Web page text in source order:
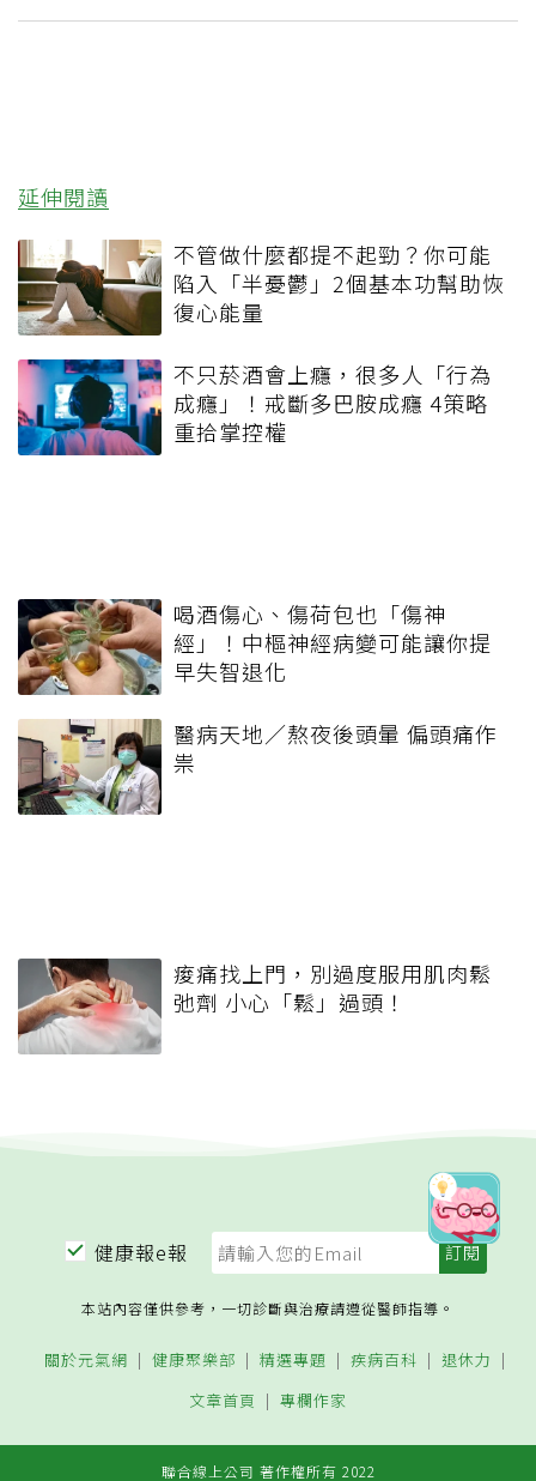
延伸閱讀
不管做什麼都提不起勁？你可能
陷入「半憂鬱」2個基本功幫助恢
復心能量
不只菸酒會上癮，很多人「行為
成癮」！戒斷多巴胺成癮 4策略
重拾掌控權
喝酒傷心、傷荷包也「傷神
經」！中樞神經病變可能讓你提
早失智退化
醫病天地／熬夜後頭暈 偏頭痛作
祟
痠痛找上門，別過度服用肌肉鬆
弛劑 小心「鬆」過頭！
健康報e報
本站內容僅供參考，一切診斷與治療請遵從醫師指導。
關於元氣網 健康聚樂部 精選專題 疾病百科
退休力
文章首頁
專欄作家
聯合線上公司 著作權所有 2022